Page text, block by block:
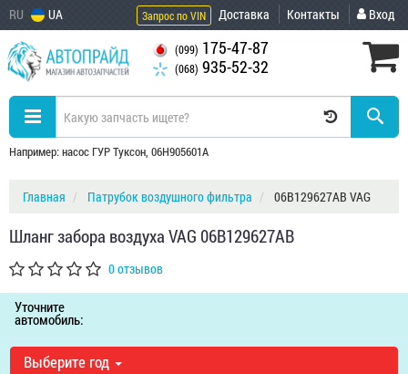
RU UA Запрос по VIN Доставка Контакты Вход
(099) 175-47-87
(068) 935-52-32
Например: насос ГУР Туксон, 06H905601A
Главная Патрубок воздушного фильтра 06B129627AB VAG
Шланг забора воздуха VAG 06B129627AB
0 отзывов
Уточните
автомобиль:
Выберите год